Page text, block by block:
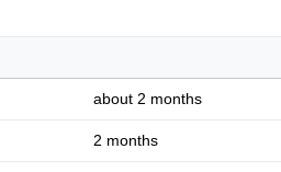
about 2 months
2 months